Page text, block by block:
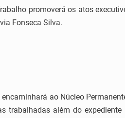
promoverá os atos
Fonseca Silva.
encaminhará ao Núcleo
trabalhadas além do